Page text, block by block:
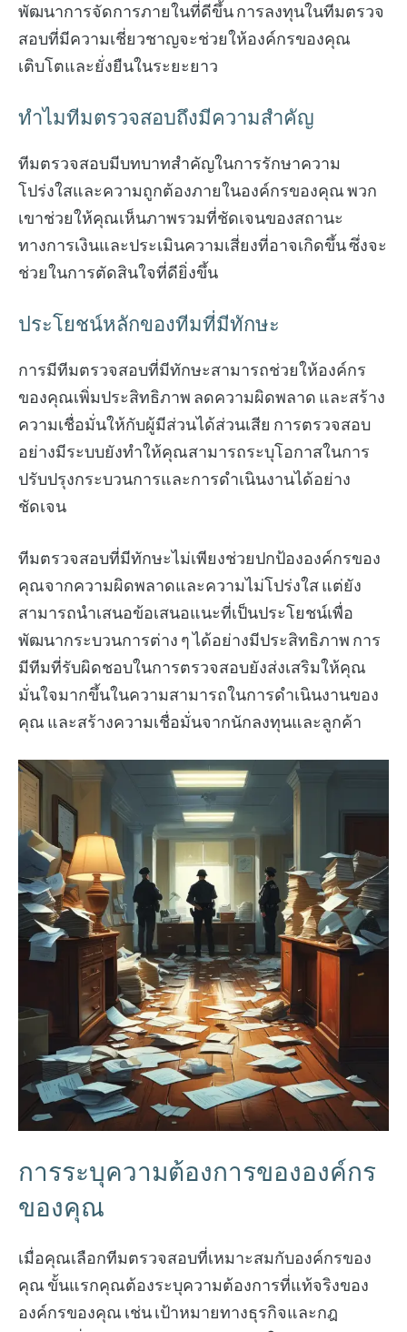
พัฒนาการจัดการภายในที่ดีขึ้น การลงทุนในทีมตรวจ
สอบที่มีความเชี่ยวชาญจะช่วยให้องค์กรของคุณ
เติบโตและยั่งยืนในระยะยาว
ทำไมทีมตรวจสอบถึงมีความสำคัญ
ทีมตรวจสอบมีบทบาทสำคัญในการรักษาความ
โปร่งใสและความถูกต้องภายในองค์กรของคุณ พวก
เขาช่วยให้คุณเห็นภาพรวมที่ชัดเจนของสถานะ
ทางการเงินและประเมินความเสี่ยงที่อาจเกิดขึ้น ซึ่งจะ
ช่วยในการตัดสินใจที่ดียิ่งขึ้น
ประโยชน์หลักของทีมที่มีทักษะ
การมีทีมตรวจสอบที่มีทักษะสามารถช่วยให้องค์กร
ของคุณเพิ่มประสิทธิภาพ ลดความผิดพลาด และสร้าง
ความเชื่อมั่นให้กับผู้มีส่วนได้ส่วนเสีย การตรวจสอบ
อย่างมีระบบยังทำให้คุณสามารถระบุโอกาสในการ
ปรับปรุงกระบวนการและการดำเนินงานได้อย่าง
ชัดเจน
ทีมตรวจสอบที่มีทักษะไม่เพียงช่วยปกป้ององค์กรของ
คุณจากความผิดพลาดและความไม่โปร่งใส แต่ยัง
สามารถนำเสนอข้อเสนอแนะที่เป็นประโยชน์เพื่อ
พัฒนากระบวนการต่าง ๆ ได้อย่างมีประสิทธิภาพ การ
มีทีมที่รับผิดชอบในการตรวจสอบยังส่งเสริมให้คุณ
มั่นใจมากขึ้นในความสามารถในการดำเนินงานของ
คุณ และสร้างความเชื่อมั่นจากนักลงทุนและลูกค้า
การระบุความต้องการขององค์กร
ของคุณ
เมื่อคุณเลือกทีมตรวจสอบที่เหมาะสมกับองค์กรของ
คุณ ขั้นแรกคุณต้องระบุความต้องการที่แท้จริงของ
องค์กรของคุณ เช่น เป้าหมายทางธุรกิจและกฎ